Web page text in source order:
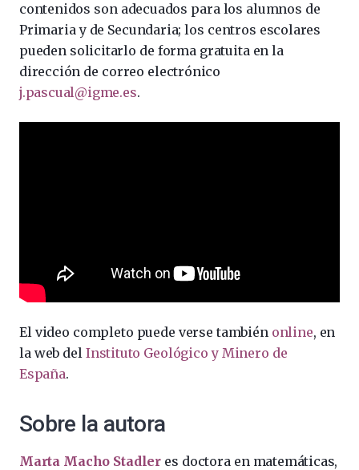
contenidos son adecuados para los alumnos de
Primaria y de Secundaria; los centros escolares
pueden solicitarlo de forma gratuita en la
dirección de correo electrónico
j.pascual@igme.es.
El video completo puede verse también online, en
la web del Instituto Geológico y Minero de
España.
Sobre la autora
Marta Macho Stadler es doctora en matemáticas,